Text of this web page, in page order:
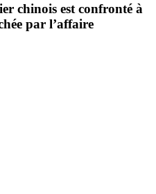
chinois est confronté à
par l’affaire